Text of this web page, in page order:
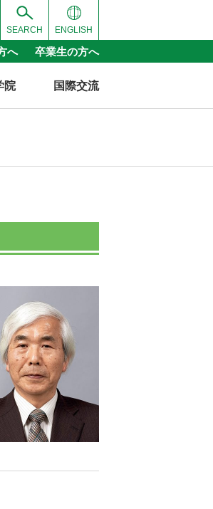
ENGLISH
SEARCH
へ 卒業生の方へ
院 国際交流